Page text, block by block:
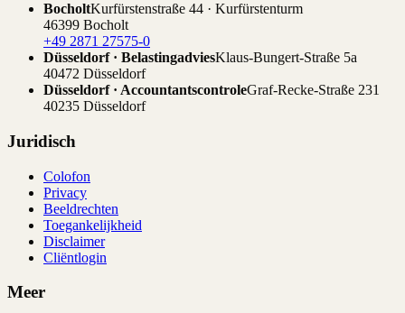
BocholtKurfürstenstraße 44 · Kurfürstenturm
46399 Bocholt
+49 2871 27575-0
Düsseldorf · BelastingadviesKlaus-Bungert-Straße 5a
40472 Düsseldorf
Düsseldorf · AccountantscontroleGraf-Recke-Straße 231
40235 Düsseldorf
Juridisch
Colofon
Privacy
Beeldrechten
Toegankelijkheid
Disclaimer
Cliëntlogin
Meer